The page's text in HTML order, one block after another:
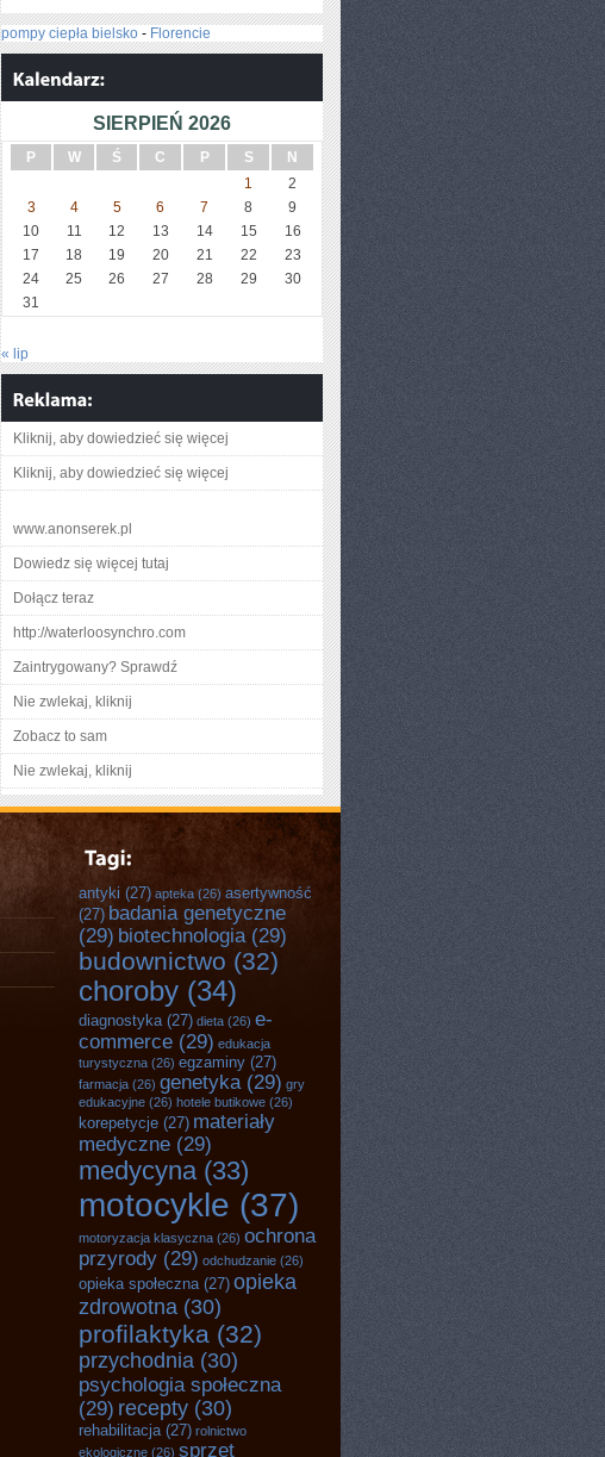
pompy ciepła bielsko - Florencie
SIERPIEŃ 2026
P W Ś C P S
N
1
2
3
4 5 6 7 8
9
10
11 12 13 14 15
16
17
18 19 20 21 22
23
24
25 26 27 28 29
30
31
« lip
Kliknij, aby dowiedzieć się więcej
Kliknij, aby dowiedzieć się więcej
www.anonserek.pl
Dowiedz się więcej tutaj
Dołącz teraz
http://waterloosynchro.com
Zaintrygowany? Sprawdź
Nie zwlekaj, kliknij
Zobacz to sam
Nie zwlekaj, kliknij
antyki (27) apteka (26) asertywność
(27) badania genetyczne
(29) biotechnologia (29)
budownictwo (32)
choroby (34)
diagnostyka(27) dieta (26) e-
commerce (29) edukacja
turystyczna (26) egzaminy (27)
farmacja (26) genetyka (29) gry
edukacyjne (26) hotele butikowe (26)
korepetycje (27) materiały
medyczne (29)
medycyna(33)
motocykle (37)
motoryzacja klasyczna (26) ochrona
przyrody (29) odchudzanie (26)
opieka społeczna(27) opieka
zdrowotna (30)
profilaktyka (32)
przychodnia (30)
psychologia społeczna
(29) recepty (30)
rehabilitacja(27) rolnictwo
ekologiczne (26) sprzęt